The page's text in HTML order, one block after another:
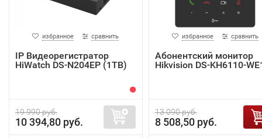
избранное сравнить
IP Видеорегистратор
HiWatch DS-N204EP (1TB)
19 990 руб.
10 394,80 руб.
избранное сравнить
Абонентский монитор
Hikvision DS-KH6110-
13 090 руб.
8 508,50 руб.